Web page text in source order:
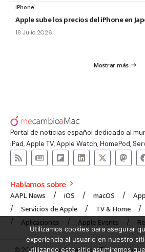
iPhone
Apple sube los precios del iPhone en
18 Julio 2026
Mostrar más
Portal de noticias español dedicado al
iPad, Apple TV, Apple Watch, HomePod,
Hablamos sobre
AAPL News iOS macOS
Servicios de Apple
TV & Home
Aplicaciones
Apple Events
© 2008 mecambioaMac – Todo Apple y
Utilizamos cookies para asegurar
experiencia al usuario en nuestro
utilizando este sitio asumiremos